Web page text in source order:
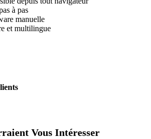
à pas
manuelle
et multilingue
Vous Intéresser